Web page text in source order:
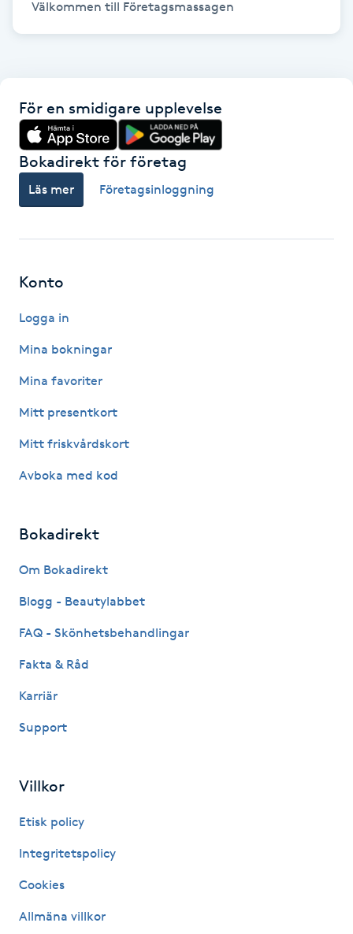
Permanent
Permanent ögonbrynsmakeup
Personal shopper
Personlig tränare
Pigmentbehandling
Pigmentfläckar
Powder brows
PRP (Platelet Rich Plasma)
PRX-T33
PT
Reflexologi
Regndroppsmassage
För en smidigare upplevelse
Bokadirekt för företag
Läs mer Företagsinloggning
Konto
Logga in
Mina bokningar
Mina favoriter
Mitt presentkort
Mitt friskvårdskort
Avboka med kod
Bokadirekt
Om Bokadirekt
Blogg - Beautylabbet
FAQ - Skönhetsbehandlingar
Fakta & Råd
Karriär
Support
Villkor
Etisk policy
Integritetspolicy
Cookies
Allmäna villkor